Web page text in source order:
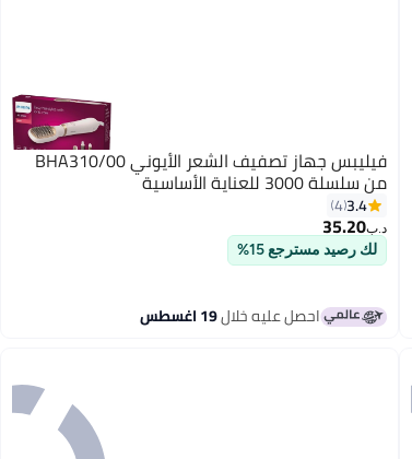
فيليبس جهاز تصفيف الشعر الأيوني BHA310/00
من سلسلة 3000 للعناية الأساسية
3.4
4
د.ب‏35.20
لك رصيد مسترجع 15%
احصل عليه خلال19 اغسطس